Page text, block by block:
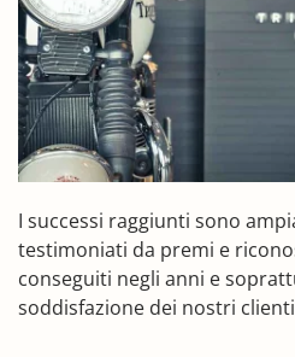
I successi raggiunti sono
testimoniati da premi e
conseguiti negli anni e
soddisfazione dei nostri